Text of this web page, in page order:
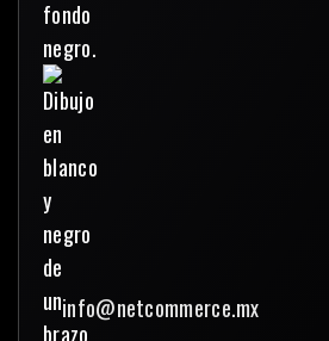
info@netcommerce.mx